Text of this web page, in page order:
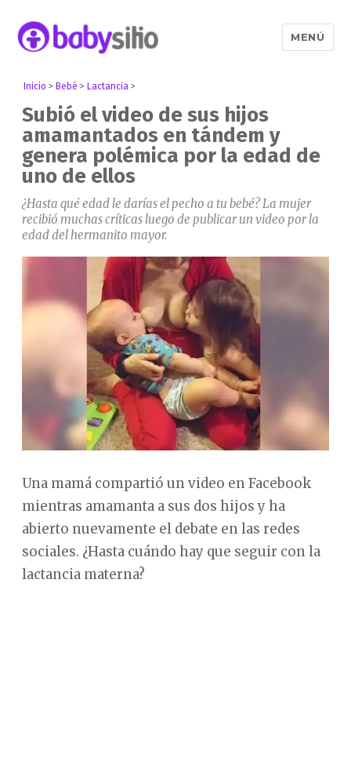
MENÚ
Inicio > Bebé > Lactancia >
Subió el video de sus hijos
amamantados en tándem y
genera polémica por la edad de
uno de ellos
¿Hasta qué edad le darías el pecho a tu bebé? La mujer
recibió muchas críticas luego de publicar un video por la
edad del hermanito mayor.
Una mamá compartió un video en Facebook
mientras amamanta a sus dos hijos y ha
abierto nuevamente el debate en las redes
sociales. ¿Hasta cuándo hay que seguir con la
lactancia materna?